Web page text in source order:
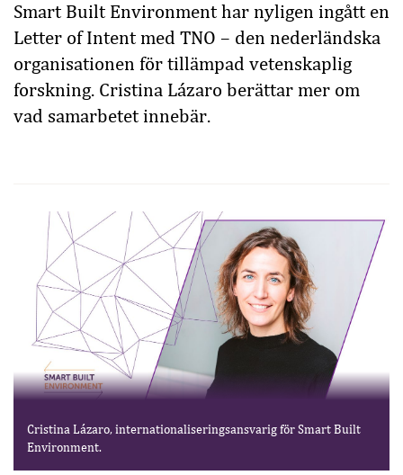
Smart Built Environment har nyligen ingått en
Letter of Intent med TNO – den nederländska
organisationen för tillämpad vetenskaplig
forskning. Cristina Lázaro berättar mer om
vad samarbetet innebär.
Cristina Lázaro, internationaliseringsansvarig för Smart Built
Environment.